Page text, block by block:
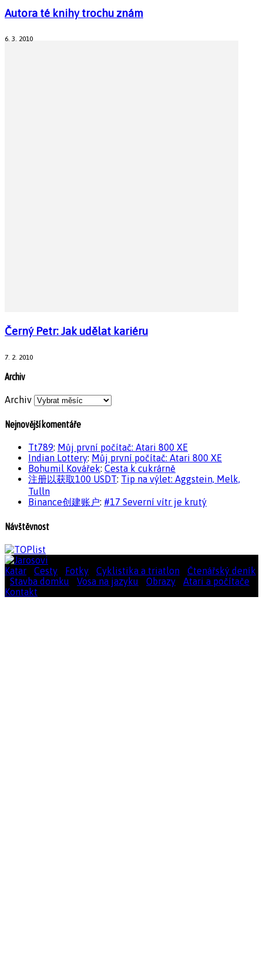
Autora té knihy trochu znám
6. 3. 2010
Černý Petr: Jak udělat kariéru
7. 2. 2010
Archiv
Archiv
Nejnovější komentáře
Tt789: Můj první počítač: Atari 800 XE
Indian Lottery: Můj první počítač: Atari 800 XE
Bohumil Kovářek: Cesta k cukrárně
注册以获取100 USDT: Tip na výlet: Aggstein, Melk,
Tulln
Binance创建账户: #17 Severní vítr je krutý
Návštěvnost
Katar Cesty Fotky Cyklistika a triatlon
Čtenářský deník
Stavba domku Vosa na jazyku Obrazy Atari a počítače
Kontakt